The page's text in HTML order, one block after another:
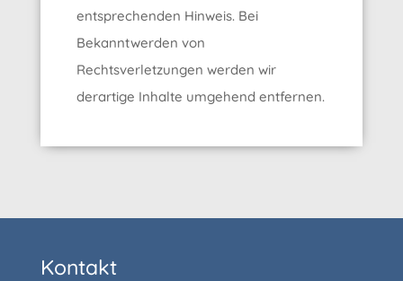
entsprechenden Hinweis. Bei
Bekanntwerden von
Rechtsverletzungen werden wir
derartige Inhalte umgehend entfernen.
Kontakt